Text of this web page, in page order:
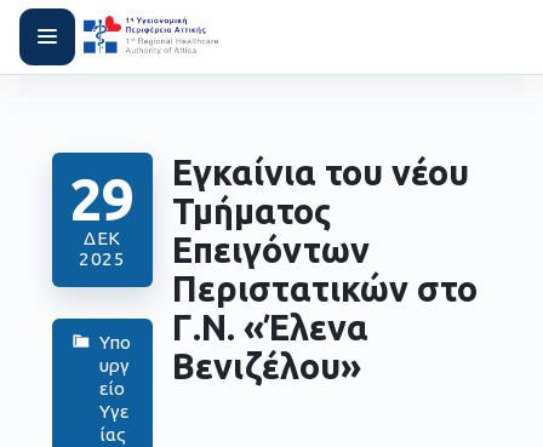
29
ΔΕΚ
2025
Υπο
υργ
είο
Υγε
ίας
Εγκαίνια του νέου
Τμήματος
Επειγόντων
Περιστατικών στο
Γ.Ν. «Έλενα
Βενιζέλου»